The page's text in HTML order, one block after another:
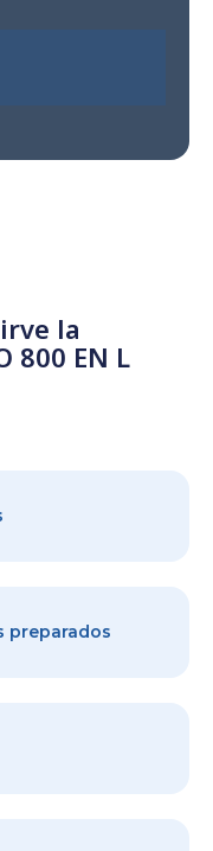
la
800 EN L
preparados